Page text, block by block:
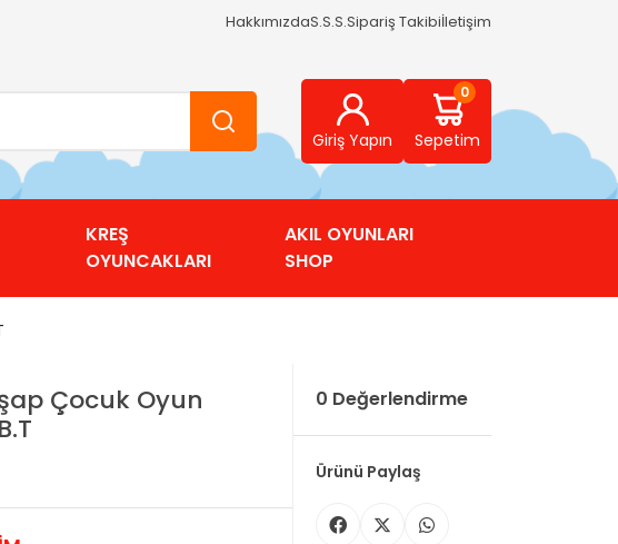
HakkımızdaS.S.S.Sipariş Takibiİletişim
Giriş Yapın
0
Sepetim
KREŞ
OYUNCAKLARI
AKIL OYUNLARI
SHOP
Çocuk Oyun
0 Değerlendirme
Ürünü Paylaş